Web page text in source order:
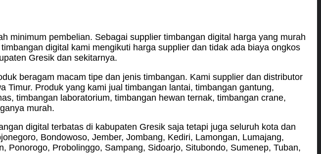
minimum pembelian. Sebagai supplier timbangan digital harga yang murah
digital kami mengikuti harga supplier dan tidak ada biaya ongkos
Gresik dan sekitarnya.
beragam macam tipe dan jenis timbangan. Kami supplier dan distributor
Produk yang kami jual timbangan lantai, timbangan gantung,
timbangan laboratorium, timbangan hewan ternak, timbangan crane,
murah.
digital terbatas di kabupaten Gresik saja tetapi juga seluruh kota dan
Bondowoso, Jember, Jombang, Kediri, Lamongan, Lumajang,
Probolinggo, Sampang, Sidoarjo, Situbondo, Sumenep, Tuban,